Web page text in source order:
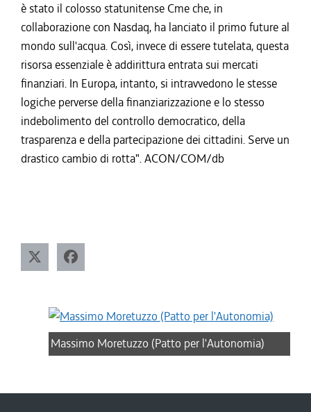
è stato il colosso statunitense Cme che, in
collaborazione con Nasdaq, ha lanciato il primo future al
mondo sull'acqua. Così, invece di essere tutelata, questa
risorsa essenziale è addirittura entrata sui mercati
finanziari. In Europa, intanto, si intravvedono le stesse
logiche perverse della finanziarizzazione e lo stesso
indebolimento del controllo democratico, della
trasparenza e della partecipazione dei cittadini. Serve un
drastico cambio di rotta". ACON/COM/db
Massimo Moretuzzo (Patto per l'Autonomia)